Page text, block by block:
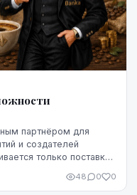
партнёром для
и создателей
только поставкой
48 0 0